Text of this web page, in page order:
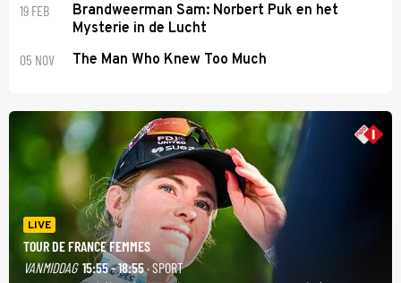
19 FEB
Brandweerman Sam: Norbert Puk en het
Mysterie in de Lucht
05 NOV The Man Who Knew Too Much
LIVE
TOUR DE FRANCE FEMMES
VANMIDDAG 15:55 - 18:55· SPORT